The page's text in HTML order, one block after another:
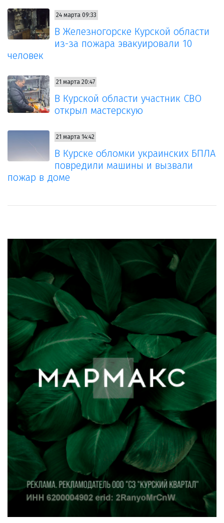
24 марта 09:33
В Железногорске Курской области
из-за пожара эвакуировали 10
человек
21 марта 20:47
В Курской области участник СВО
открыл мастерскую
21 марта 14:42
В Курске обломки украинских БПЛА
повредили машины и вызвали
пожар в доме